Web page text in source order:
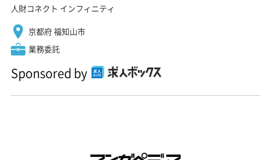
人財コネクト インフィニティ
京都府 福知山市
業務委託
Sponsored by